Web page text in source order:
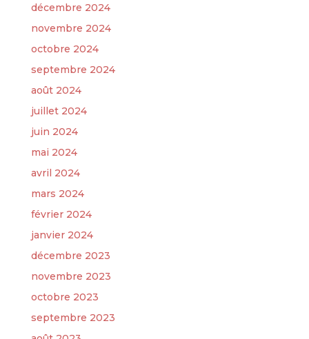
décembre 2024
novembre 2024
octobre 2024
septembre 2024
août 2024
juillet 2024
juin 2024
mai 2024
avril 2024
mars 2024
février 2024
janvier 2024
décembre 2023
novembre 2023
octobre 2023
septembre 2023